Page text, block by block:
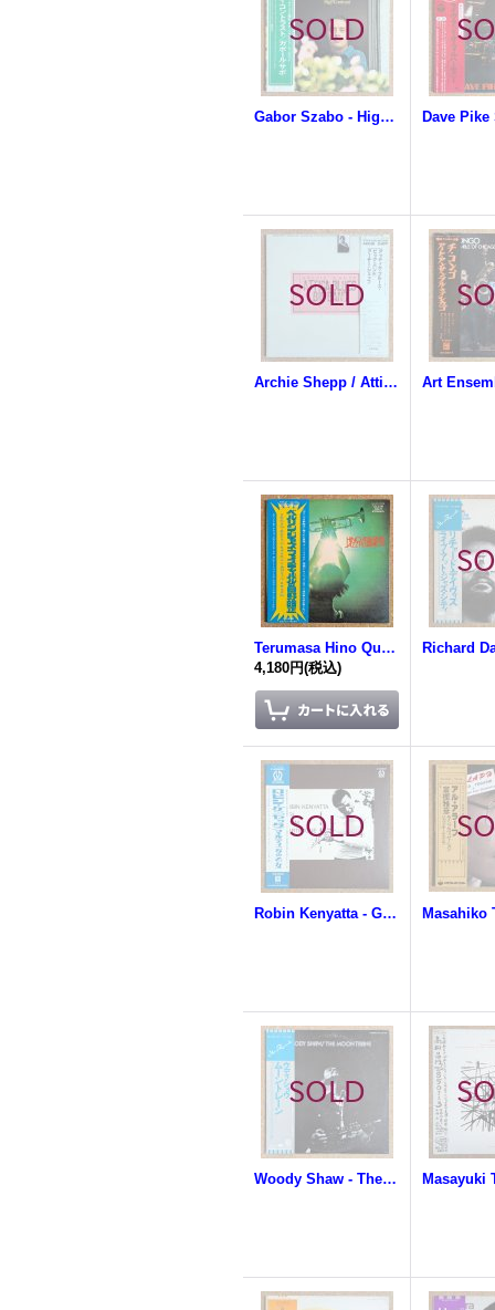
Gabor Szabo - High Contrast
Archie Shepp / Attica Blues Big Band - Live At The Palais Des Glaces
Terumasa Hino Quintet - Hino At Berlin Jazz Festival '71
4,180円(税込)
Robin Kenyatta - Girl From Martinique
Woody Shaw - The Moontrane